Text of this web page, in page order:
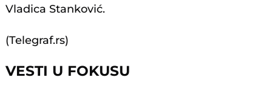
Vladica Stanković.
(Telegraf.rs)
VESTI U FOKUSU